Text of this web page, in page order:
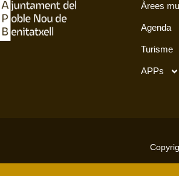
Àrees
Agenda
Turisme
APPs